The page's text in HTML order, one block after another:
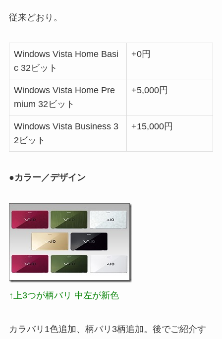
従来どおり。
Windows Vista Home Basi
c 32ビット
+0円
Windows Vista Home Pre
mium 32ビット
+5,000円
Windows Vista Business 3
2ビット
+15,000円
●カラー／デザイン
↑上3つが柄バリ 中左が新色
カラバリ1色追加、柄バリ3柄追加。後でご紹介す